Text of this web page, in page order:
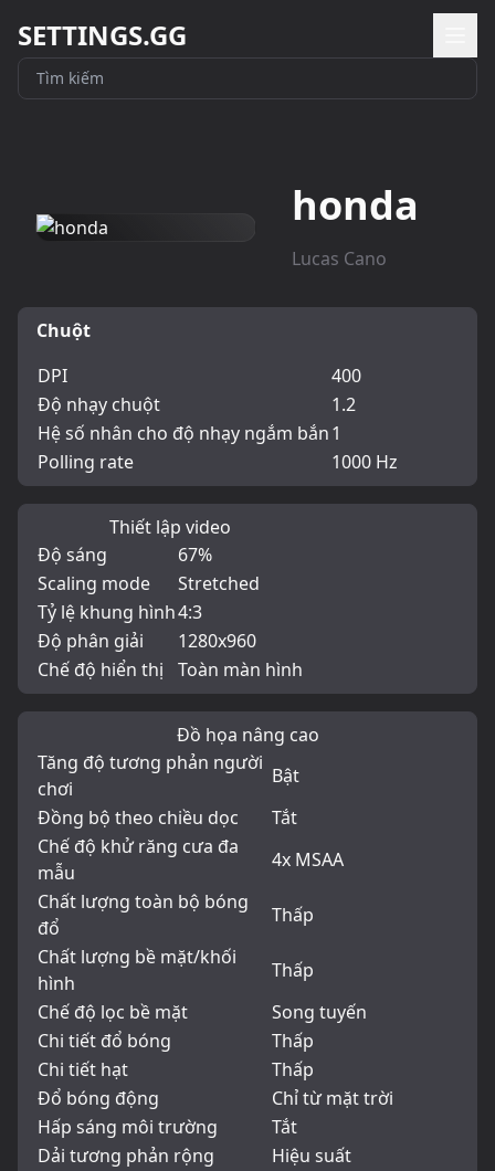
SETTINGS.GG
honda
Lucas Cano
Chuột
DPI
400
Độ nhạy chuột
1.2
Hệ số nhân cho độ nhạy ngắm bắn1
Polling rate
1000 Hz
Thiết lập video
Độ sáng
67%
Scaling mode
Stretched
Tỷ lệ khung hình4:3
Độ phân giải
1280x960
Chế độ hiển thị
Toàn màn hình
Đồ họa nâng cao
Tăng độ tương phản người
chơi
Bật
Đồng bộ theo chiều dọc
Tắt
Chế độ khử răng cưa đa
mẫu
4x MSAA
Chất lượng toàn bộ bóng
đổ
Thấp
Chất lượng bề mặt/khối
hình
Thấp
Chế độ lọc bề mặt
Song tuyến
Chi tiết đổ bóng
Thấp
Chi tiết hạt
Thấp
Đổ bóng động
Chỉ từ mặt trời
Hấp sáng môi trường
Tắt
Dải tương phản rộng
Hiệu suất